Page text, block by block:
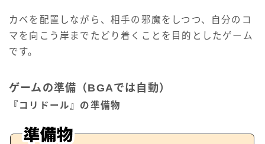
カベを配置しながら、相手の邪魔をしつつ、自分のコ
マを向こう岸までたどり着くことを目的としたゲーム
です。
ゲームの準備（BGAでは自動）
『コリドール』の準備物